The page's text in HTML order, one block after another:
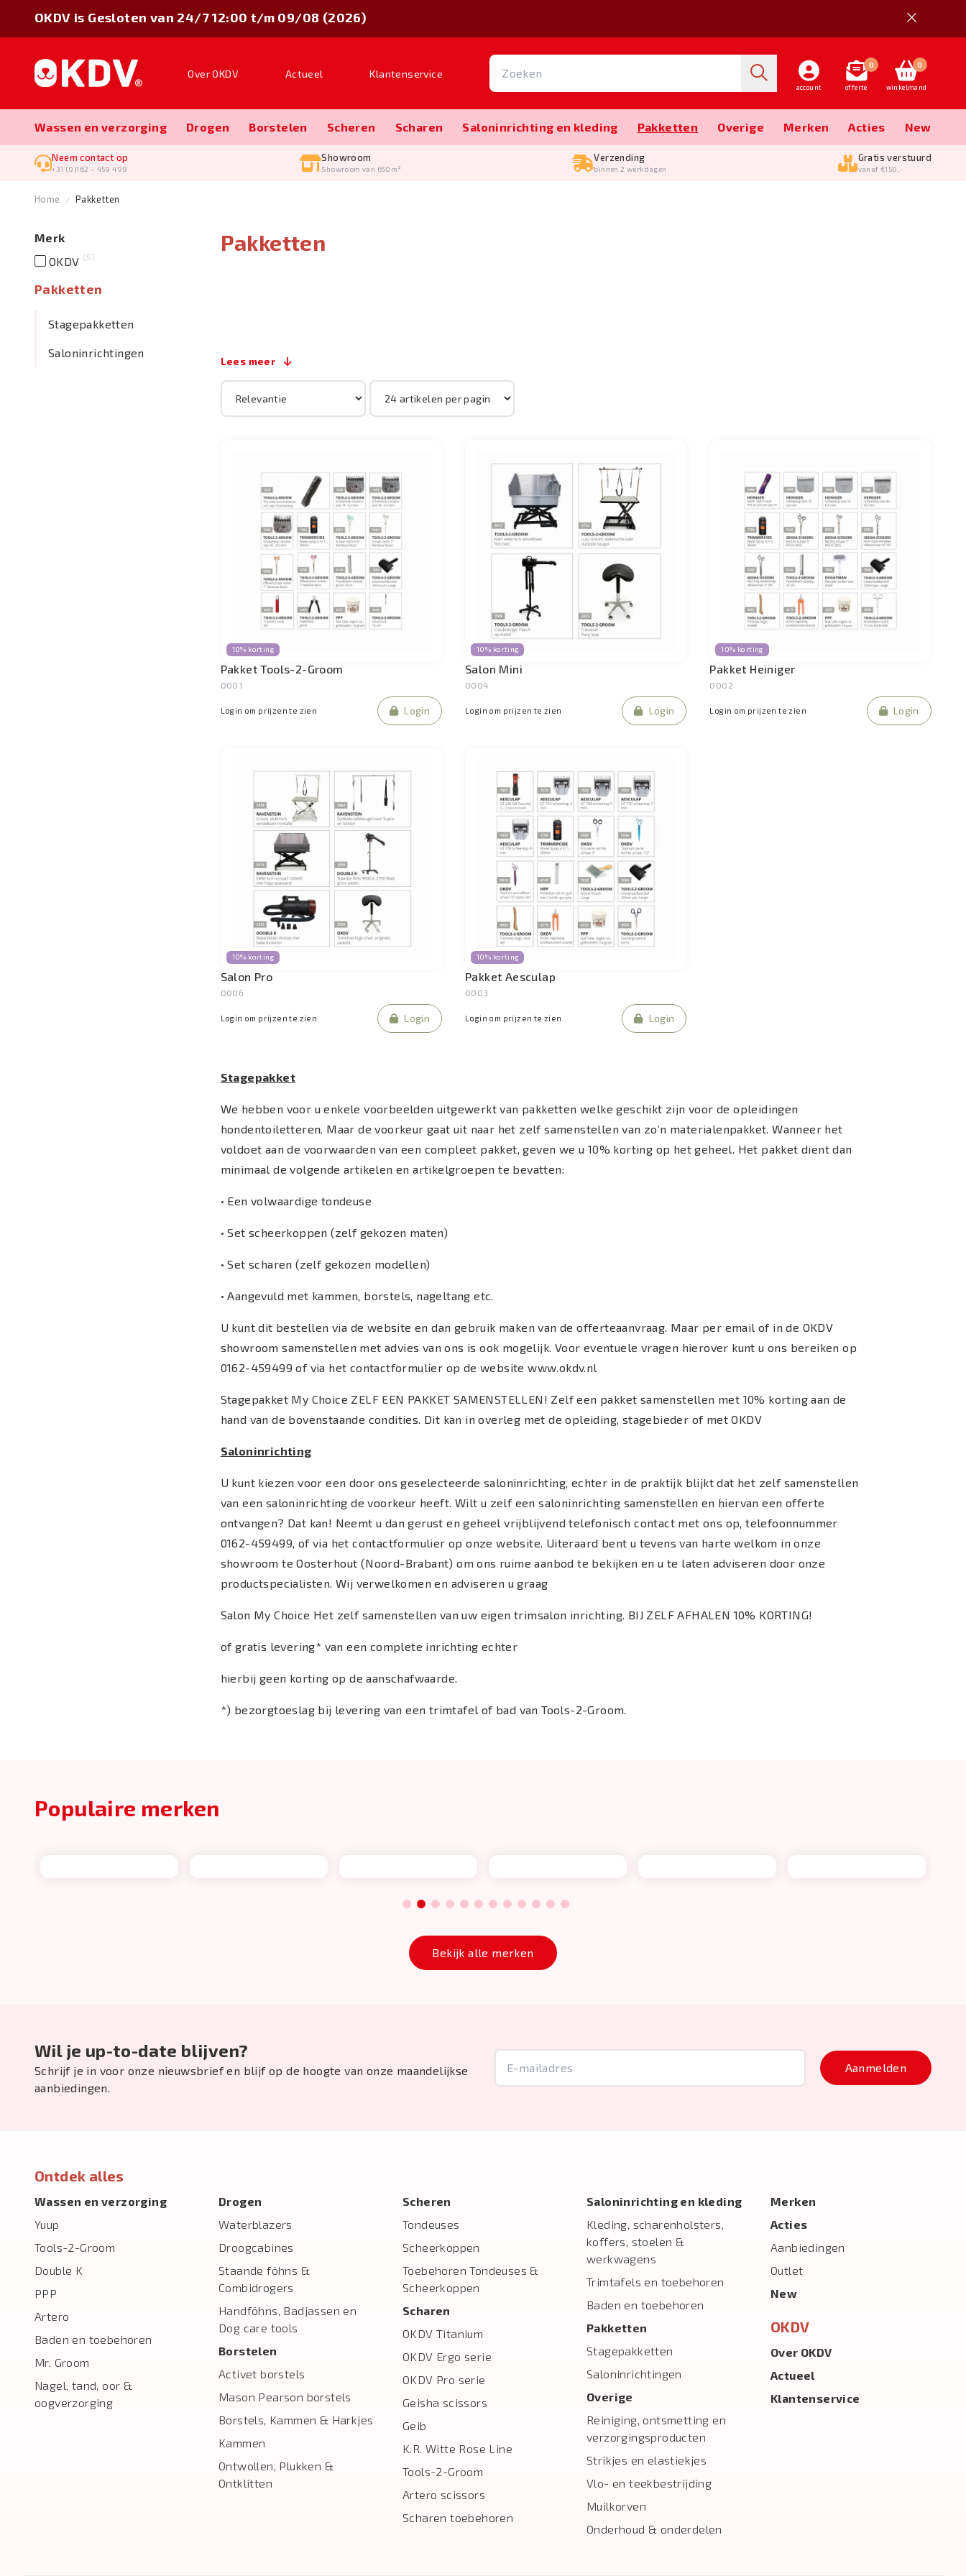
Over OKDV Actueel Klantenservice
account
0
offerte
0
winkelmand
Wassen en verzorging Drogen Borstelen Scheren Scharen Salon­inrichting en kleding Pakketten Overige Merken Acties New
Neem contact op
+31 (0)162 – 459 499
Showroom
Showroom van 650m²
Verzending
binnen 2 werkdagen
Gratis verstuurd
vanaf €150,-
OKDV is Gesloten van 24/7 12:00 t/m 09/08 (2026)
Home Pakketten
Merk
OKDV
5
Pakketten
Stagepakketten
Saloninrichtingen
Pakketten
Lees meer
10% korting
Pakket Tools-2-Groom
0001
Login om prijzen te zien Login
10% korting
Salon Mini
0004
Login om prijzen te zien Login
10% korting
Pakket Heiniger
0002
Login om prijzen te zien Login
10% korting
Salon Pro
0006
Login om prijzen te zien Login
10% korting
Pakket Aesculap
0003
Login om prijzen te zien Login
Stagepakket
We hebben voor u enkele voorbeelden uitgewerkt van pakketten welke geschikt zijn voor de opleidingen
hondentoiletteren. Maar de voorkeur gaat uit naar het zelf samenstellen van zo’n materialenpakket. Wanneer het
voldoet aan de voorwaarden van een compleet pakket, geven we u 10% korting op het geheel. Het pakket dient dan
minimaal de volgende artikelen en artikelgroepen te bevatten:
• Een volwaardige tondeuse
• Set scheerkoppen (zelf gekozen maten)
• Set scharen (zelf gekozen modellen)
• Aangevuld met kammen, borstels, nageltang etc.
U kunt dit bestellen via de website en dan gebruik maken van de offerteaanvraag. Maar per email of in de OKDV
showroom samenstellen met advies van ons is ook mogelijk. Voor eventuele vragen hierover kunt u ons bereiken op
0162-459499 of via het contactformulier op de website www.okdv.nl
Stagepakket My Choice ZELF EEN PAKKET SAMENSTELLEN! Zelf een pakket samenstellen met 10% korting aan de
hand van de bovenstaande condities. Dit kan in overleg met de opleiding, stagebieder of met OKDV
Saloninrichting
U kunt kiezen voor een door ons geselecteerde saloninrichting, echter in de praktijk blijkt dat het zelf samenstellen
van een saloninrichting de voorkeur heeft. Wilt u zelf een saloninrichting samenstellen en hiervan een offerte
ontvangen? Dat kan! Neemt u dan gerust en geheel vrijblijvend telefonisch contact met ons op, telefoonnummer
0162-459499, of via het contactformulier op onze website. Uiteraard bent u tevens van harte welkom in onze
showroom te Oosterhout (Noord-Brabant) om ons ruime aanbod te bekijken en u te laten adviseren door onze
productspecialisten. Wij verwelkomen en adviseren u graag
Salon My Choice Het zelf samenstellen van uw eigen trimsalon inrichting. BIJ ZELF AFHALEN 10% KORTING!
of gratis levering* van een complete inrichting echter
hierbij geen korting op de aanschafwaarde.
*) bezorgtoeslag bij levering van een trimtafel of bad van Tools-2-Groom.
Populaire merken
1 2 3 4 5 6 7 8 9 10 11 12
Bekijk alle merken
Wil je up-to-date blijven?
Schrijf je in voor onze nieuwsbrief en blijf op de hoogte van onze maandelijkse
aanbiedingen.
Aanmelden
Ontdek alles
Wassen en verzorging
Yuup
Tools-2-Groom
Double K
PPP
Artero
Baden en toebehoren
Mr. Groom
Nagel, tand, oor &
oogverzorging
Drogen
Waterblazers
Droogcabines
Staande föhns &
Combidrogers
Handföhns, Badjassen en
Dog care tools
Borstelen
Activet borstels
Mason Pearson borstels
Borstels, Kammen & Harkjes
Kammen
Ontwollen, Plukken &
Ontklitten
Scheren
Tondeuses
Scheerkoppen
Toebehoren Tondeuses &
Scheerkoppen
Scharen
OKDV Titanium
OKDV Ergo serie
OKDV Pro serie
Geisha scissors
Geib
K.R. Witte Rose Line
Tools-2-Groom
Artero scissors
Scharen toebehoren
Salon­inrichting en kleding
Kleding, scharenholsters,
koffers, stoelen &
werkwagens
Trimtafels en toebehoren
Baden en toebehoren
Pakketten
Stagepakketten
Saloninrichtingen
Overige
Reiniging, ontsmetting en
verzorgingsproducten
Strikjes en elastiekjes
Vlo- en teekbestrijding
Muilkorven
Onderhoud & onderdelen
Merken
Acties
Aanbiedingen
Outlet
New
OKDV
Over OKDV
Actueel
Klantenservice